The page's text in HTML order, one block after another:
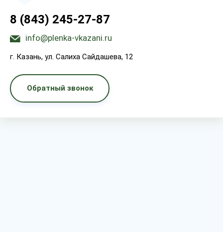
8 (843) 245-27-87
info@plenka-vkazani.ru
г. Казань, ул. Салиха Сайдашева, 12
Обратный звонок